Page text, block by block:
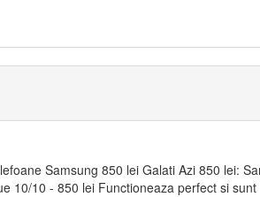
Samsung 850 lei Galati Azi 850 lei:
10/10 - 850 lei Functioneaza perfect si